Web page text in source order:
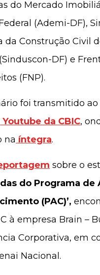
do Mercado
(Ademi-DF),
da Construção Civil
DF) e
(FNP).
foi transmitido ao
Youtube da CBIC,
na íntegra.
sobre o
do Programa de
(PAC)’,
à empresa Brain –
Corporativa, em
Nacional.